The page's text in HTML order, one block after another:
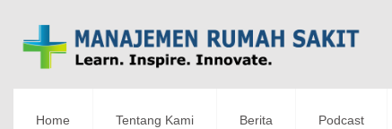
Home Tentang Kami Berita Podcast